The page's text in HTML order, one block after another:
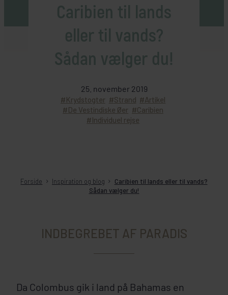
Caribien til lands
eller til vands?
Sådan vælger du!
25. november 2019
Krydstogter Strand
Artikel
De Vestindiske Øer
Caribien
Individuel rejse
Forside Inspiration og blog
Caribien til lands eller til vands?
Sådan vælger du!
INDBEGREBET AF PARADIS
Da Colombus gik i land på Bahamas en